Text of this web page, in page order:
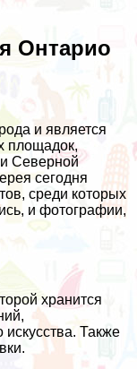
Онтарио
и является
площадок,
Северной
сегодня
среди которых
и фотографии,
хранится
Также